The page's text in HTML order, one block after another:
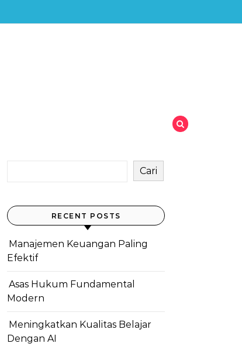
Cari
RECENT POSTS
Manajemen Keuangan Paling
Efektif
Asas Hukum Fundamental
Modern
Meningkatkan Kualitas Belajar
Dengan AI